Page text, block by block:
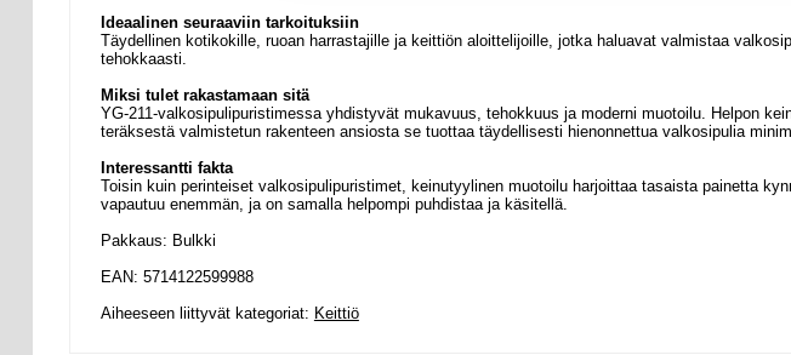
Ideaalinen seuraaviin tarkoituksiin
Täydellinen kotikokille, ruoan harrastajille ja keittiön aloittelijoille, jotka haluavat valmistaa
tehokkaasti.
Miksi tulet rakastamaan sitä
YG-211-valkosipulipuristimessa yhdistyvät mukavuus, tehokkuus ja moderni muotoilu. Helpon
teräksestä valmistetun rakenteen ansiosta se tuottaa täydellisesti hienonnettua valkosipulia
Interessantti fakta
Toisin kuin perinteiset valkosipulipuristimet, keinutyylinen muotoilu harjoittaa tasaista painetta
vapautuu enemmän, ja on samalla helpompi puhdistaa ja käsitellä.
Pakkaus: Bulkki
EAN: 5714122599988
Aiheeseen liittyvät kategoriat: Keittiö